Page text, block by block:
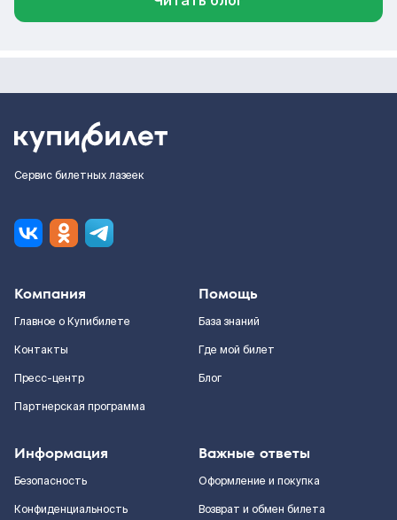
Сервис билетных лазеек
Компания
Главное о Купибилете
Контакты
Пресс-центр
Партнерская программа
Помощь
База знаний
Где мой билет
Блог
Информация
Безопасность
Конфиденциальность
Важные ответы
Оформление и покупка
Возврат и обмен билета